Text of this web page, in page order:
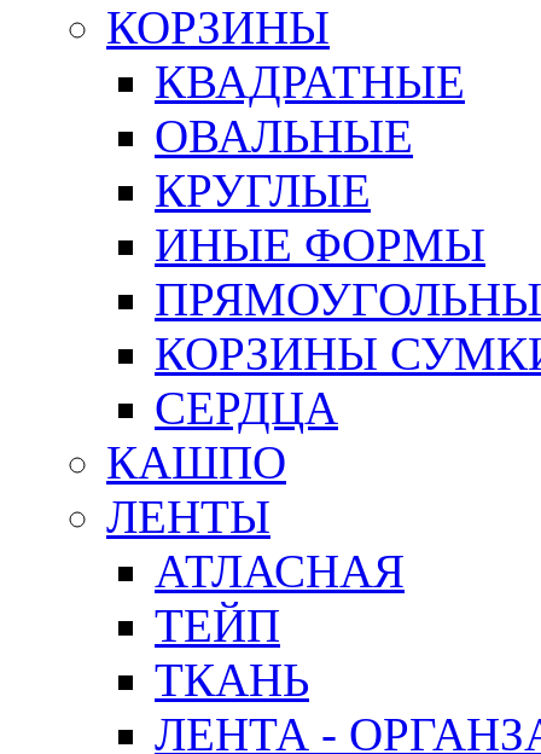
КОРЗИНЫ
КВАДРАТНЫЕ
ОВАЛЬНЫЕ
КРУГЛЫЕ
ИНЫЕ ФОРМЫ
КОРЗИНЫ
СЕРДЦА
КАШПО
ЛЕНТЫ
АТЛАСНАЯ
ТЕЙП
ТКАНЬ
ЛЕНТА -